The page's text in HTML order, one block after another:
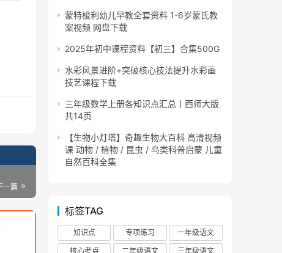
一篇
蒙特梭利幼儿早教全套资料 1-6岁蒙氏教
案视频 网盘下载
2025年初中课程资料【初三】合集500G
水彩风景进阶+突破核心技法提升水彩画
技艺课程下载
三年级数学上册各知识点汇总丨西师大版
共14页
【生物小灯塔】奇趣生物大百科 高清视频
课 动物 / 植物 / 昆虫 / 鸟类科普启蒙 儿童
自然百科全集
标签TAG
知识点 专项练习
一年级语文
核心考点
二年级语文
三年级语文